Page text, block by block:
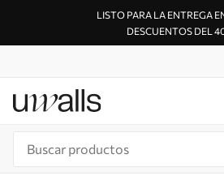
LISTO PARA LA ENTREGA
DESCUENTOS DEL